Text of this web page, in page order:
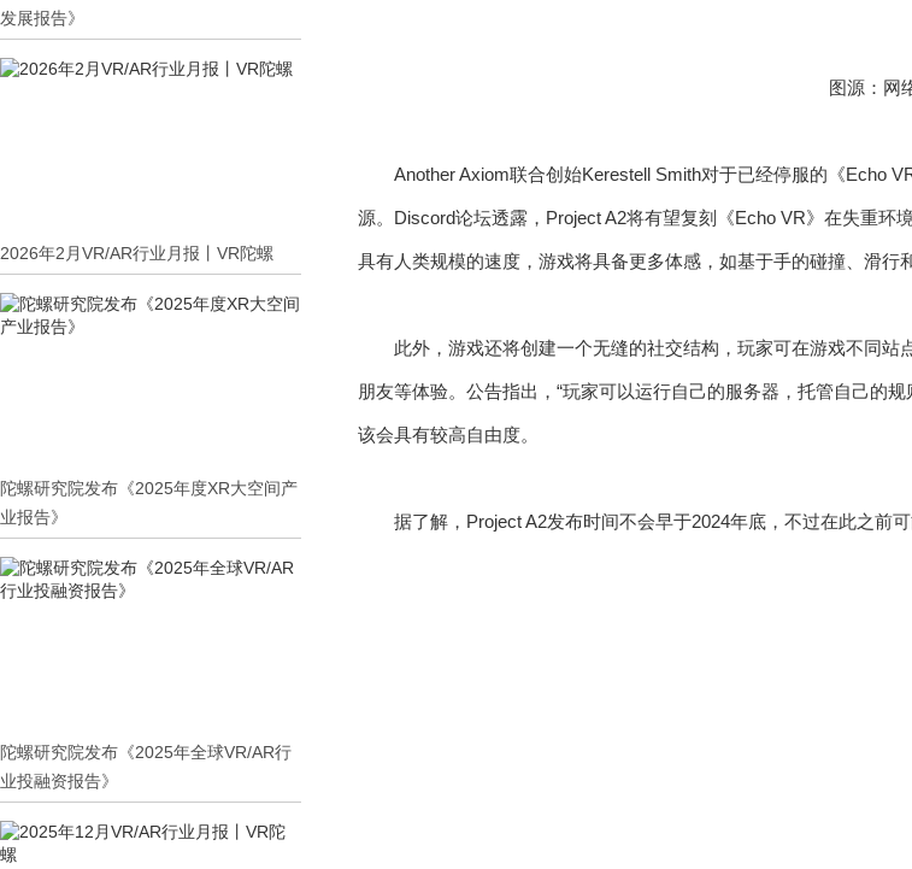
发展报告》
2026年2月VR/AR行业月报丨VR陀螺
陀螺研究院发布《2025年度XR大空间产
业报告》
陀螺研究院发布《2025年全球VR/AR行
业投融资报告》
图源：网
Another Axiom联合创始Kerestell Smith对于已经停服的《Echo
源。Discord论坛透露，Project A2将有望复刻《Echo VR》在失重环
具有人类规模的速度，游戏将具备更多体感，如基于手的碰撞、滑行
此外，游戏还将创建一个无缝的社交结构，玩家可在游戏不同
朋友等体验。公告指出，“玩家可以运行自己的服务器，托管自己的
该会具有较高自由度。
据了解，Project A2发布时间不会早于2024年底，不过在此之前